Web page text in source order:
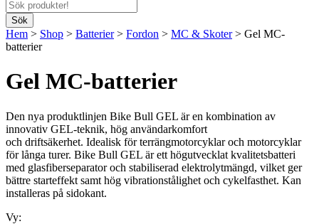
Hem > Shop > Batterier> Fordon > MC & Skoter> Gel MC-
batterier
Gel MC-batterier
Den nya produktlinjen Bike Bull GEL är en kombination av
innovativ GEL-teknik, hög användarkomfort
och driftsäkerhet. Idealisk för terrängmotorcyklar och motorcyklar
för långa turer. Bike Bull GEL är ett högutvecklat kvalitetsbatteri
med glasfiberseparator och stabiliserad elektrolytmängd, vilket ger
bättre starteffekt samt hög vibrationstålighet och cykelfasthet. Kan
installeras på sidokant.
Vy: